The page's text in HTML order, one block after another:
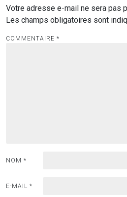
Votre adresse e-mail ne sera pas
Les champs obligatoires sont
COMMENTAIRE *
NOM *
E-MAIL *